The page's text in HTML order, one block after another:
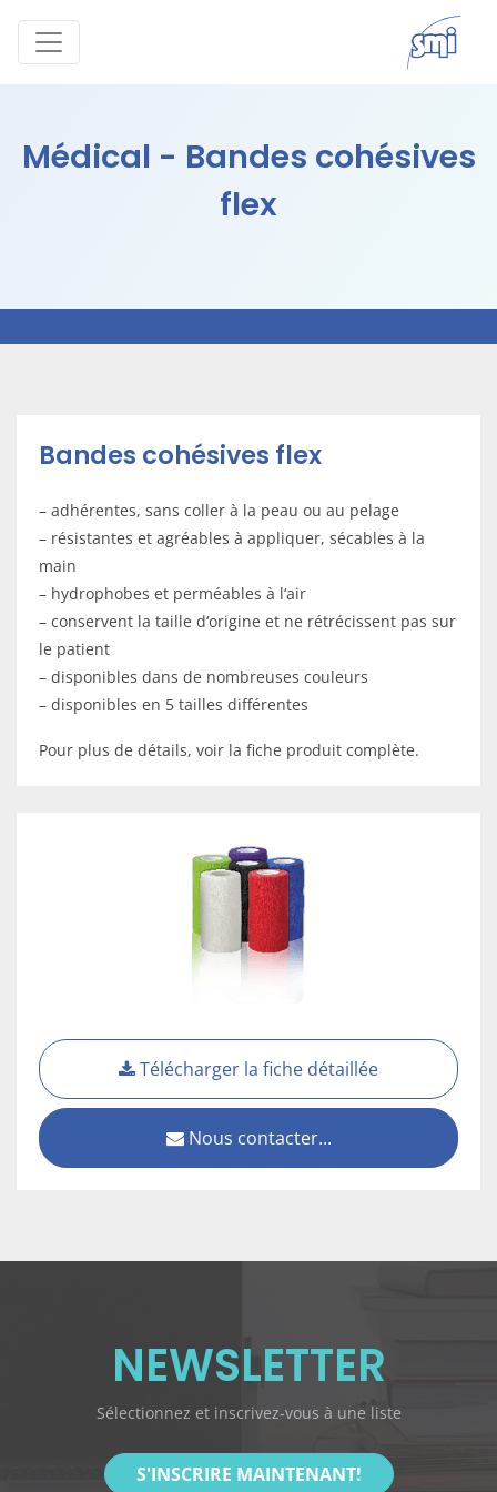
Médical - Bandes cohésives
flex
Bandes cohésives flex
– adhérentes, sans coller à la peau ou au pelage
– résistantes et agréables à appliquer, sécables à la
main
– hydrophobes et perméables à l‘air
– conservent la taille d‘origine et ne rétrécissent pas sur
le patient
– disponibles dans de nombreuses couleurs
– disponibles en 5 tailles différentes
Pour plus de détails, voir la fiche produit complète.
Télécharger la fiche détaillée
Nous contacter...
NEWSLETTER
Sélectionnez et inscrivez-vous à une liste
S'INSCRIRE MAINTENANT!